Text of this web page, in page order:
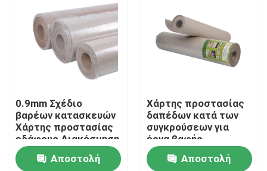
Γύρος εργοστασίων
Ποιοτικός έλεγχος
Ζητήστε ένα απόσπασμα
Έγγραφο προστασίας δαπέδων
0.9mm Σχέδιο
βαρέων κατασκευών
Χάρτης προστασίας
εδάφους Διακόσμηση
Τελειωμένο υλικό
προστασίας δαπέδου
Αποστολή
Χάρτης προστασίας
δαπέδων κατά των
συγκρούσεων για
έργα βαφής
Αποστολή